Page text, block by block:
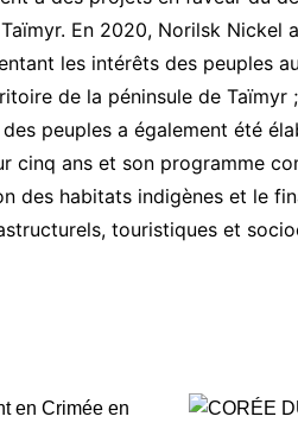
En 2020, Norilsk Nickel
les intérêts des peuples
de la péninsule de Taïmyr
peuples a également été
cinq ans et son programme
des habitats indigènes et le
touristiques et